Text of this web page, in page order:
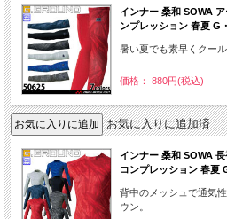
インナー 桑和 SOWA
ンプレッション 春夏 G
暑い夏でも素早くクール
価格： 880円(税込)
お気に入りに追加済
インナー 桑和 SOWA
コンプレッション 春夏
背中のメッシュで通気
ウン。